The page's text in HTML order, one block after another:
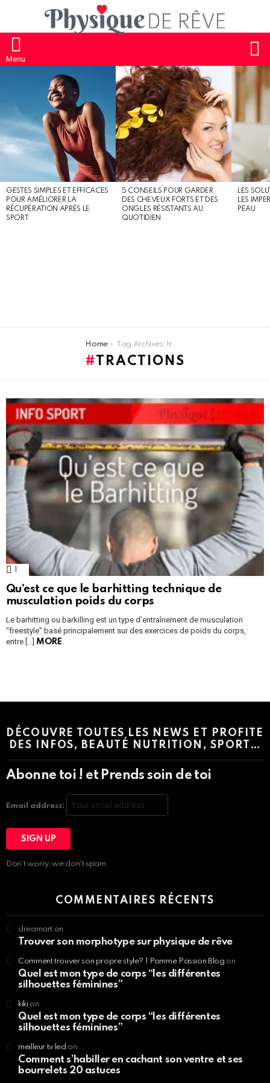
Menu
GESTES SIMPLES ET EFFICACES
POUR AMÉLIORER LA
RÉCUPÉRATION APRÈS LE
SPORT
5 CONSEILS POUR GARDER
DES CHEVEUX FORTS ET DES
ONGLES RÉSISTANTS AU
QUOTIDIEN
LES
LES
PEAU
Home Tag Archives: tractions
TRACTIONS
LATEST
STORIES
1 Comment
Qu’est ce que le barhitting technique de
musculation poids du corps
Le barhitting ou barkilling est un type d’entraînement de musculation
“freestyle” basé principalement sur des exercices de poids du corps,
entre […] MORE
DÉCOUVRE TOUTES LES NEWS ET PROFITE
DES INFOS, BEAUTÉ NUTRITION, SPORT…
Abonne toi ! et Prends soin de toi
Email address:
Don't worry, we don't spam
COMMENTAIRES RÉCENTS
dreamart on
Trouver son morphotype sur physique de rêve
Comment trouver son propre style? | Pomme Passion Blog on
Quel est mon type de corps “les différentes
silhouettes féminines”
kikion
Quel est mon type de corps “les différentes
silhouettes féminines”
meilleur tv led on
Comment s’habiller en cachant son ventre et ses
bourrelets 20 astuces